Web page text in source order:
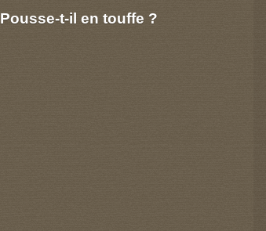
Pousse-t-il en touffe ?